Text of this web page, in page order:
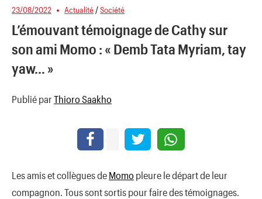
23/08/2022 Actualité /Société
L’émouvant témoignage de Cathy sur
son ami Momo : « Demb Tata Myriam, tay
yaw… »
Publié par Thioro Saakho
Les amis et collègues de Momo pleure le départ de leur
compagnon. Tous sont sortis pour faire des témoignages.